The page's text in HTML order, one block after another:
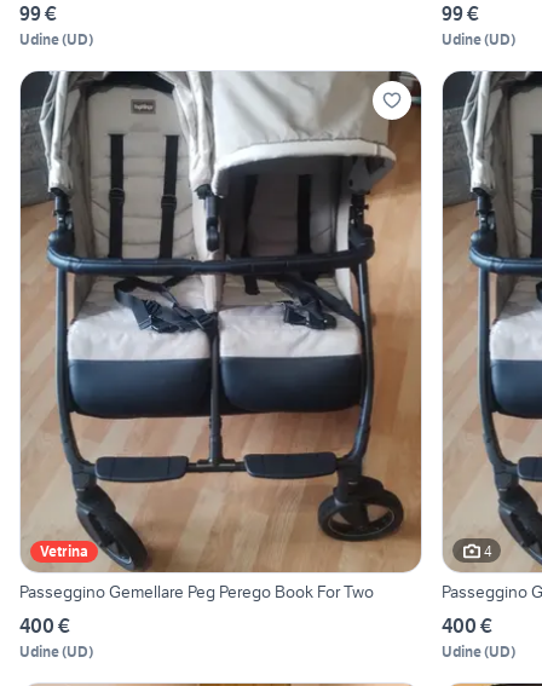
99 €
Udine(UD)
99 €
Udine(UD)
Vetrina
Passeggino Gemellare Peg Perego Book For Two
400 €
Udine(UD)
4
Passeggino
400 €
Udine(UD)